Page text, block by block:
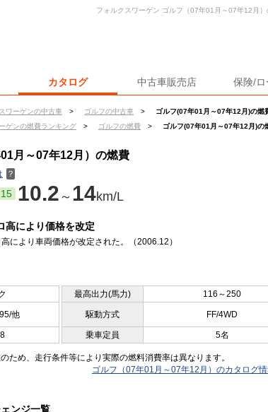
カタログ 中古車販売店 保険/
ワーゲンの中古車 > ゴルフの中古車 >
ゴルフ(07年01月～07年12月)の燃
ゲンの燃費ランキング > ゴルフの燃費 > ゴルフ(07年01月～07年12月)の
フォルクスワーゲン ゴルフ（07年01月～07年12月
月～07年12月）の燃費
？
10.2 ～ 14km/L
高により価格を改定
により車両価格が改定された。（2006.12）
最高出力(馬力)
116～250
他 駆動方式 FF/4WD
乗車定員 5名
め、走行条件等により実際の燃料消費率は異なります。
ゴルフ（07年01月～07年12月）のカタログ
ンジ一覧